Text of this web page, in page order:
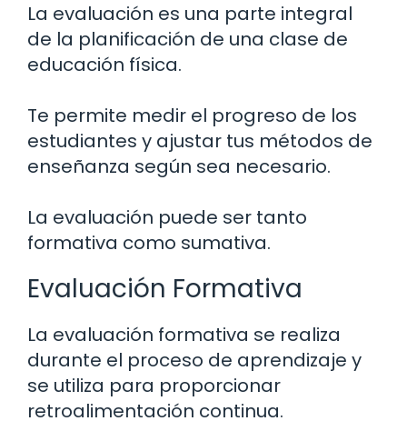
La evaluación es una parte integral
de la planificación de una clase de
educación física.
Te permite medir el progreso de los
estudiantes y ajustar tus métodos de
enseñanza según sea necesario.
La evaluación puede ser tanto
formativa como sumativa.
Evaluación Formativa
La evaluación formativa se realiza
durante el proceso de aprendizaje y
se utiliza para proporcionar
retroalimentación continua.